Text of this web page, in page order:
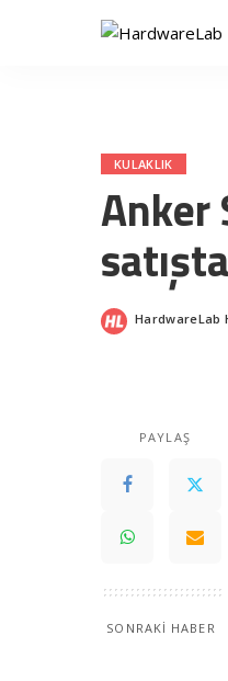
KULAKLIK
Anker
satışta
Posted
HardwareLab
PAYLAŞ
SONRAKİ HABER